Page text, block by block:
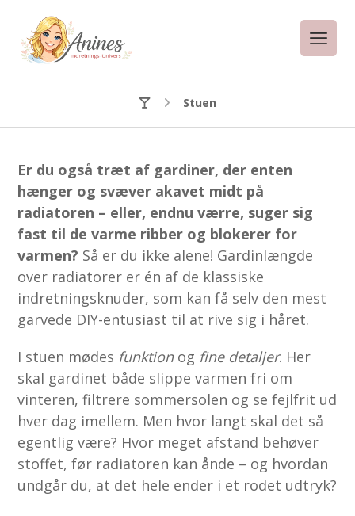
Stuen
Er du også træt af gardiner, der enten
hænger og svæver akavet midt på
radiatoren – eller, endnu værre, suger sig
fast til de varme ribber og blokerer for
varmen? Så er du ikke alene! Gardinlængde
over radiatorer er én af de klassiske
indretningsknuder, som kan få selv den mest
garvede DIY-entusiast til at rive sig i håret.
I stuen mødes funktionog fine detaljer. Her
skal gardinet både slippe varmen fri om
vinteren, filtrere sommersolen og se fejlfrit ud
hver dag imellem. Men hvor langt skal det så
egentlig være? Hvor meget afstand behøver
stoffet, før radiatoren kan ånde – og hvordan
undgår du, at det hele ender i et rodet udtryk?